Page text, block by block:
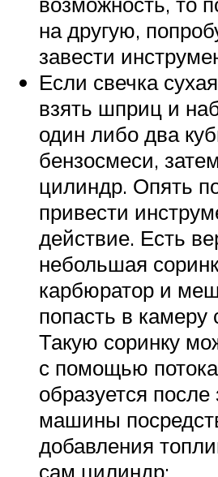
на другую,
завести
Если свечка
взять шприц и
один либо два
бензосмеси,
цилиндр. Опять
привести
действие. Есть
небольшая
карбюратор и
попасть в камеру
Такую соринку
с помощью
образуется после
машины
добавления
сам цилиндр;